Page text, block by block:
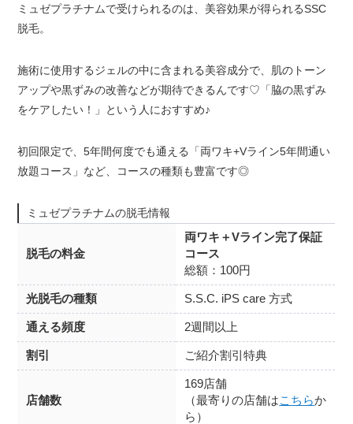
ミュゼプラチナムで受けられるのは、美容効果が得られるSSC
脱毛。
施術に使用するジェルの中に含まれる美容成分で、肌のトーン
アップや黒ずみの改善などが期待できるんです♡「脇の黒ずみ
をケアしたい！」という人におすすめ♪
初回限定で、5年間何度でも通える「両ワキ+Vライン5年間通い
放題コース」など、コースの種類も豊富です◎
ミュゼプラチナムの脱毛情報
脱毛の料金
両ワキ＋Vライン完了保証
コース
総額：100円
光脱毛の種類 S.S.C. iPS care 方式
通える頻度 2週間以上
割引 ご紹介割引特典
店舗数
169店舗
（最寄りの店舗はこちらか
ら）